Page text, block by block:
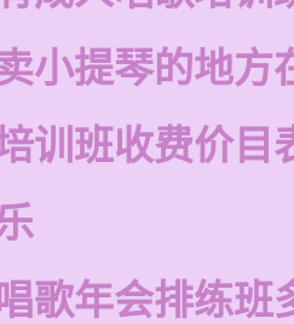
小提琴的地方
训班收费价目
歌年会排练班